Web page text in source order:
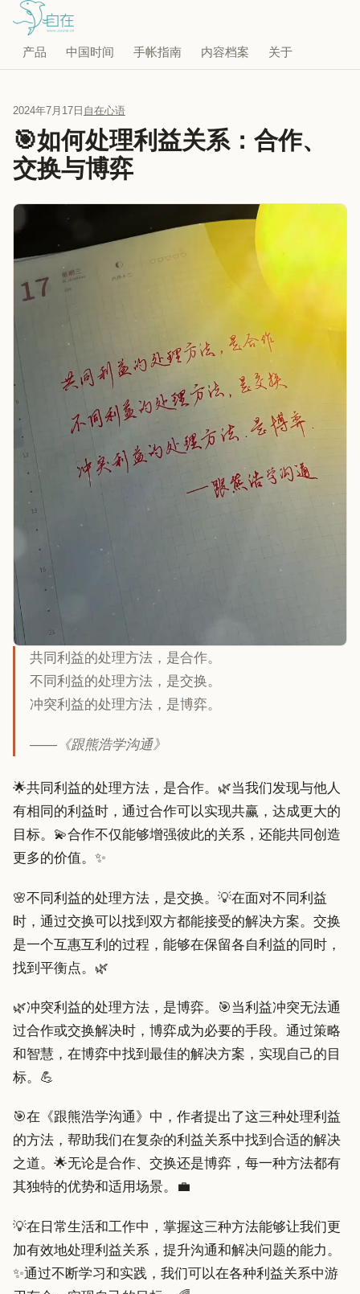
产品 中国时间 手帐指南 内容档案 关于
2024年7月17日 自在心语
🎯如何处理利益关系：合作、
交换与博弈
共同利益的处理方法，是合作。
不同利益的处理方法，是交换。
冲突利益的处理方法，是博弈。
——《跟熊浩学沟通》
🌟共同利益的处理方法，是合作。🌿当我们发现与他人
有相同的利益时，通过合作可以实现共赢，达成更大的
目标。💫合作不仅能够增强彼此的关系，还能共同创造
更多的价值。✨
🌸不同利益的处理方法，是交换。💡在面对不同利益
时，通过交换可以找到双方都能接受的解决方案。交换
是一个互惠互利的过程，能够在保留各自利益的同时，
找到平衡点。🌿
🌿冲突利益的处理方法，是博弈。🎯当利益冲突无法通
过合作或交换解决时，博弈成为必要的手段。通过策略
和智慧，在博弈中找到最佳的解决方案，实现自己的目
标。💪
🎯在《跟熊浩学沟通》中，作者提出了这三种处理利益
的方法，帮助我们在复杂的利益关系中找到合适的解决
之道。🌟无论是合作、交换还是博弈，每一种方法都有
其独特的优势和适用场景。💼
💡在日常生活和工作中，掌握这三种方法能够让我们更
加有效地处理利益关系，提升沟通和解决问题的能力。
✨通过不断学习和实践，我们可以在各种利益关系中游